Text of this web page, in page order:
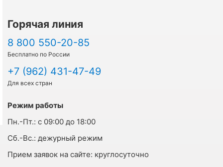
Горячая линия
8 800 550-20-85
Бесплатно по России
+7 (962) 431-47-49
Для всех стран
Режим работы
Пн.-Пт.: с 09:00 до 18:00
Cб.-Вс.: дежурный режим
Прием заявок на сайте: круглосуточно